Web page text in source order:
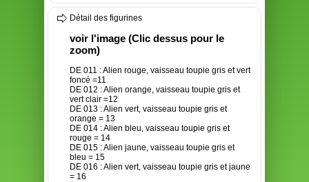
Détail des figurines
voir l'image (Clic dessus pour le
zoom)
DE 011 : Alien rouge, vaisseau toupie gris et vert
foncé =11
DE 012 : Alien orange, vaisseau toupie gris et
vert clair =12
DE 013 : Alien vert, vaisseau toupie gris et
orange = 13
DE 014 : Alien bleu, vaisseau toupie gris et
rouge = 14
DE 015 : Alien jaune, vaisseau toupie gris et
bleu = 15
DE 016 : Alien vert, vaisseau toupie gris et jaune
= 16